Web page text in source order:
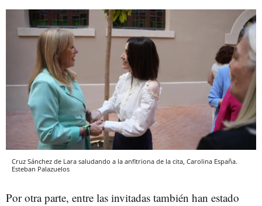
Cruz Sánchez de Lara saludando a la anfitriona de la cita, Carolina España.
Esteban Palazuelos
Por otra parte, entre las invitadas también han estado